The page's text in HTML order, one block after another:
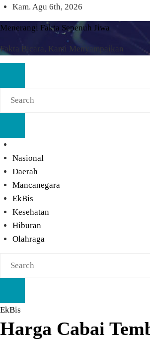
Skip
to
content
Kam. Agu 6th, 2026
Menerangi Fakta Sepenuh Jiwa
Fakta Bicara, Kami Menyampaikan
Nasional
Daerah
Mancanegara
EkBis
Kesehatan
Hiburan
Olahraga
EkBis
Harga Cabai